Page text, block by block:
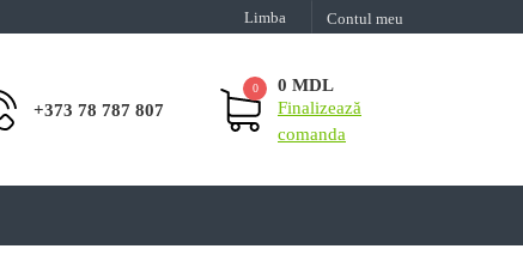
Limba Contul meu
+373 78 787 807
0
0 MDL
Finalizează
comanda